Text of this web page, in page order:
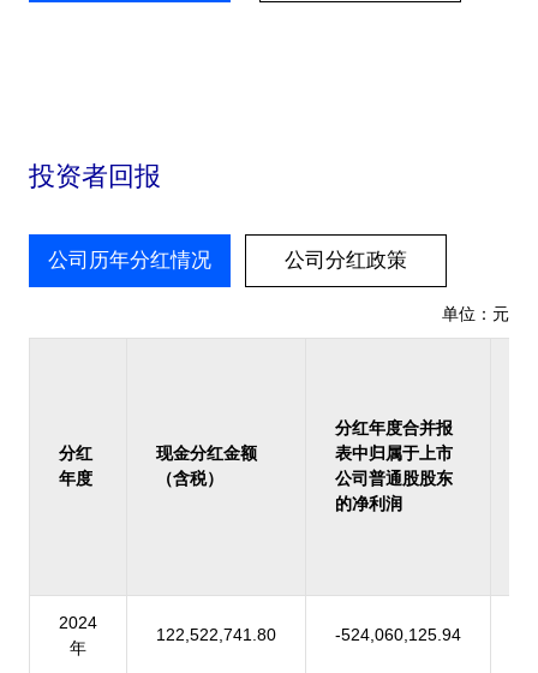
投资者回报
公司历年分红情况 公司分红政策
单位：元
分红
年度
现金分红金额
（含税）
分红年度合并报
表中归属于上市
公司普通股股东
的净利润
2024
年
122,522,741.80 -524,060,125.94